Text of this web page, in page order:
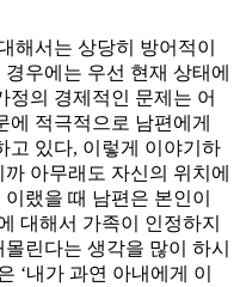
해서는 상당히 방어적이
우에는 우선 현재 상태에
정의 경제적인 문제는 어
에 적극적으로 남편에게
고 있다, 이렇게 이야기하
아무래도 자신의 위치에
랬을 때 남편은 본인이
대해서 가족이 인정하지
린다는 생각을 많이 하시
‘내가 과연 아내에게 이